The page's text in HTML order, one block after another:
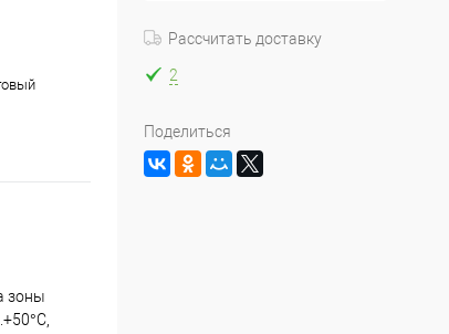
зоны
Рассчитать доставку
2
Поделиться